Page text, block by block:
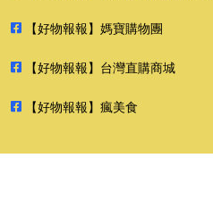
【好物報報】媽寶購物團
【好物報報】台灣直購商城
【好物報報】瘋美食